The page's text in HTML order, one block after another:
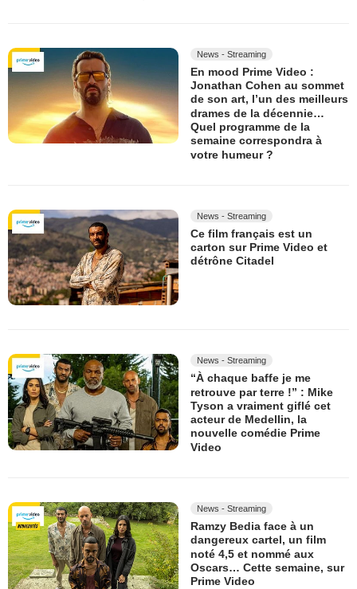
News - Streaming
En mood Prime Video :
Jonathan Cohen au sommet
de son art, l’un des meilleurs
drames de la décennie…
Quel programme de la
semaine correspondra à
votre humeur ?
News - Streaming
Ce film français est un
carton sur Prime Video et
détrône Citadel
News - Streaming
“À chaque baffe je me
retrouve par terre !” : Mike
Tyson a vraiment giflé cet
acteur de Medellin, la
nouvelle comédie Prime
Video
News - Streaming
Ramzy Bedia face à un
dangereux cartel, un film
noté 4,5 et nommé aux
Oscars… Cette semaine, sur
Prime Video